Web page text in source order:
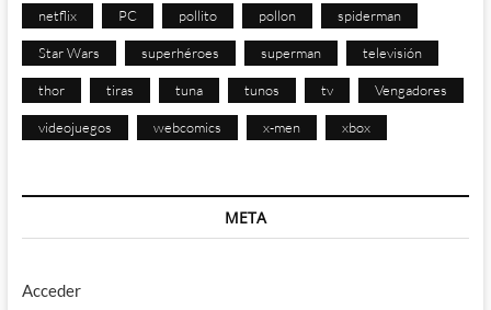
netflix PC pollito pollon spiderman
Star Wars superhéroes superman televisión
thor tiras tuna tunos tv Vengadores
videojuegos webcomics x-men xbox
META
Acceder